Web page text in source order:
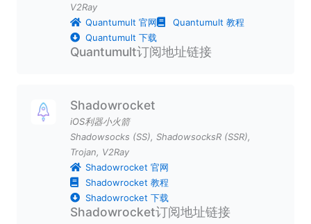
V2Ray
Quantumult 官网
Quantumult 教程
Quantumult 下载
Quantumult订阅地址链接
Shadowrocket
iOS利器小火箭
Shadowsocks (SS), ShadowsocksR (SSR),
Trojan, V2Ray
Shadowrocket 官网
Shadowrocket 教程
Shadowrocket 下载
Shadowrocket订阅地址链接